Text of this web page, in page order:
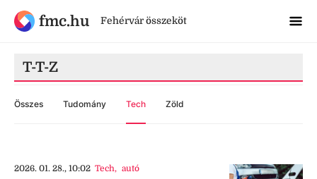
fmc.hu Fehérvár összeköt
T-T-Z
Összes Tudomány Tech Zöld
2026. 01. 28., 10:02 Tech, autó